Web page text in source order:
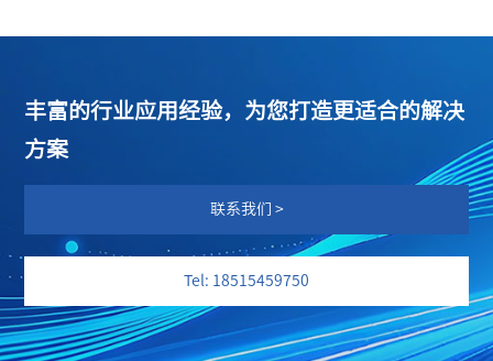
丰富的行业应用经验，为您打造更适合的解决
方案
联系我们 >
Tel: 18515459750